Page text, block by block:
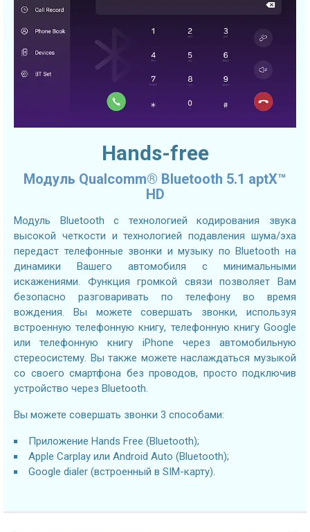
Hands-free
Модуль Qualcomm® Bluetooth 5.1 aptX™
HD
Модуль Bluetooth с технологией кодирования звука
высокой четкости и технологией подавления шума/эха
передаст телефонные звонки и музыку по Bluetooth на
динамики Вашего автомобиля с минимальными
искажениями. Функция громкой связи позволяет Вам
безопасно разговаривать по телефону во время
вождения. Вы можете совершать звонки, используя
встроенную телефонную книгу, телефонную книгу Google
или телефонную книгу iPhone через автомобильную
стереосистему. Вы также можете наслаждаться музыкой
со своего смартфона без проводов, просто подключив
устройство через Bluetooth.
Вы можете совершать звонки 3 способами:
Приложение Hands Free (Bluetooth);
Apple Carplay или Android Auto (Bluetooth);
Google dialer (встроенный в SIM-карту).